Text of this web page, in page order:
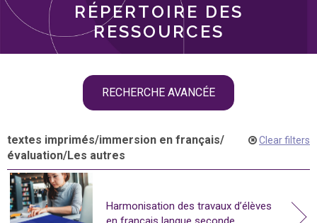
langue
RÉPERTOIRE DES
RESSOURCES
RECHERCHE AVANCÉE
textes imprimés/immersion en français/
évaluation/Les autres
Clear filters
Harmonisation des travaux d’élèves